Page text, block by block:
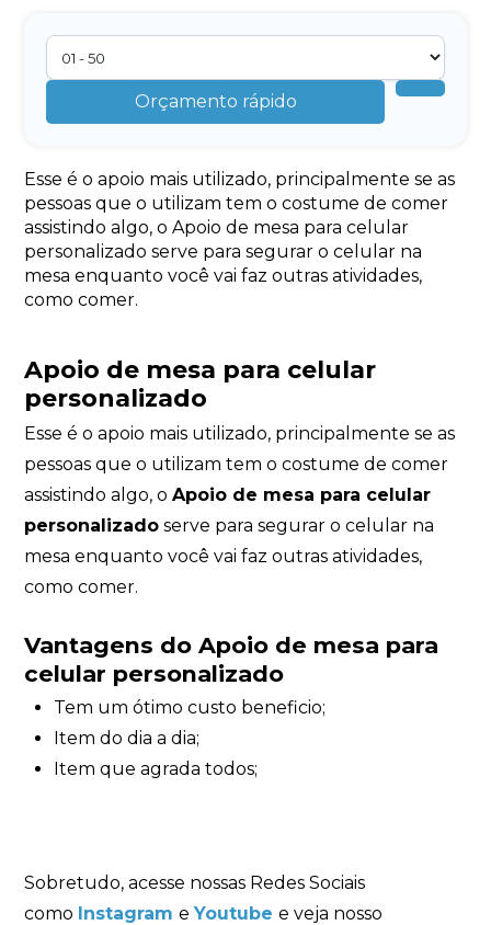
Orçamento rápido
Esse é o apoio mais utilizado, principalmente se as
pessoas que o utilizam tem o costume de comer
assistindo algo, o Apoio de mesa para celular
personalizado serve para segurar o celular na
mesa enquanto você vai faz outras atividades,
como comer.
Apoio de mesa para celular
personalizado
Esse é o apoio mais utilizado, principalmente se as
pessoas que o utilizam tem o costume de comer
assistindo algo, oApoio de mesa para celular
personalizado serve para segurar o celular na
mesa enquanto você vai faz outras atividades,
como comer.
Vantagens do Apoio de mesa para
celular personalizado
Tem um ótimo custo beneficio;
Item do dia a dia;
Item que agrada todos;
Sobretudo, acesse nossas Redes Sociais
como Instagram eYoutube e veja nosso